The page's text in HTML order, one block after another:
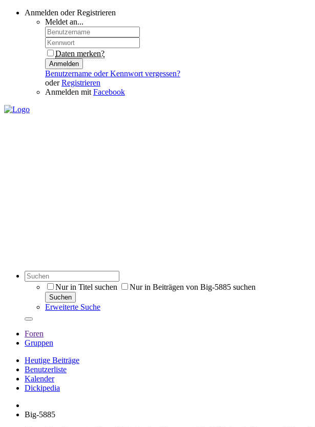
Anmelden oder Registrieren
Meldet an...
Daten merken?
Anmelden
Benutzername oder Kennwort vergessen?
oderRegistrieren
Anmelden mit Facebook
Nur in Titel suchen Nur in Beiträgen von Big-5885 suchen
Suchen
Erweiterte Suche
Foren
Gruppen
Heutige Beiträge
Benutzerliste
Kalender
Dickipedia
Big-5885